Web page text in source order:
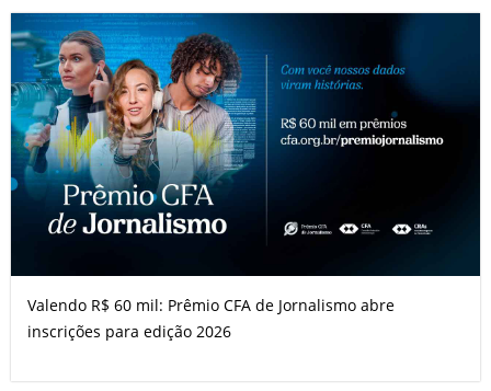
Valendo R$ 60 mil: Prêmio CFA de Jornalismo abre
inscrições para edição 2026